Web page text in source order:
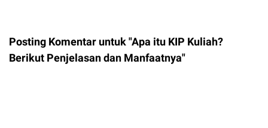
Posting Komentar untuk "Apa itu KIP Kuliah?
Berikut Penjelasan dan Manfaatnya"